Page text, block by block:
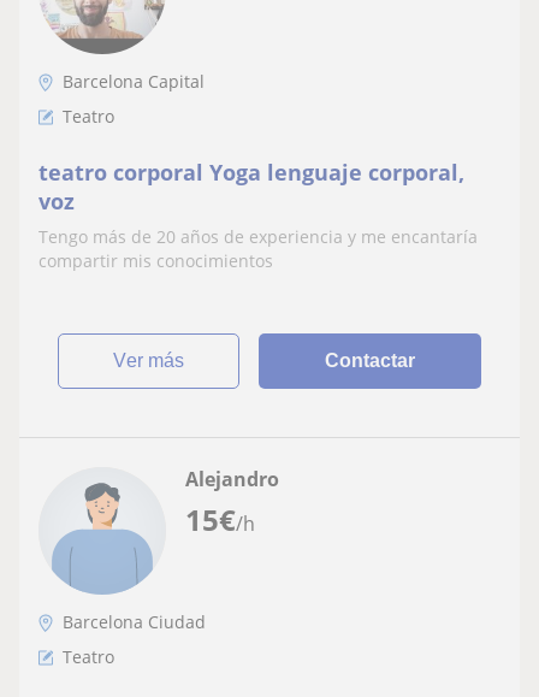
Barcelona Capital
Teatro
teatro corporal Yoga lenguaje corporal,
voz
Tengo más de 20 años de experiencia y me encantaría
compartir mis conocimientos
ver más Contactar
15€/h
Alejandro
Barcelona Ciudad
Teatro